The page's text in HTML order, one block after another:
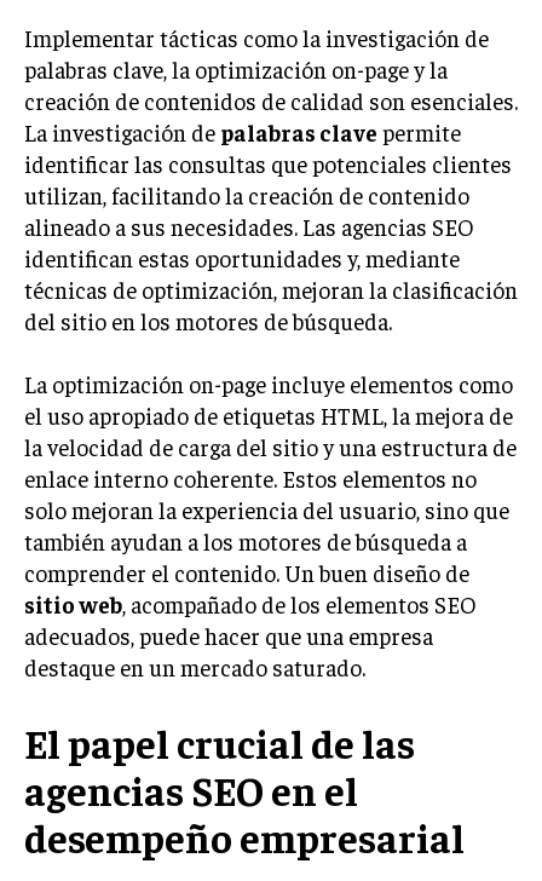
GESTIÓN DE MARCA
INVESTIGACIÓN DE MERCADO
ANÁLISIS DE COMPETENCIA
GESTIÓN DE CLIENTES
EMPRENDIMIENTO
INNOVACIÓN EMPRESARIAL
GESTIÓN DEL CAMBIO
HABILIDADES DIRECTIVAS
EMPRENDIMIENTO
PLANIFICACIÓN EMPRESARIAL
FINANZAS
FINANZAS Y CONTABILIDAD
GESTIÓN DE RECURSOS FINANCIEROS
INVERSIONES Y MERCADOS FINANCIEROS
ECONOMÍA EMPRESARIAL
INTERNACIONAL
NEGOCIOS INTERNACIONALES
Implementar tácticas como la investigación de
palabras clave, la optimización on-page y la
creación de contenidos de calidad son esenciales.
La investigación de palabras clave permite
identificar las consultas que potenciales clientes
utilizan, facilitando la creación de contenido
alineado a sus necesidades. Las agencias SEO
identifican estas oportunidades y, mediante
técnicas de optimización, mejoran la clasificación
del sitio en los motores de búsqueda.
La optimización on-page incluye elementos como
el uso apropiado de etiquetas HTML, la mejora de
la velocidad de carga del sitio y una estructura de
enlace interno coherente. Estos elementos no
solo mejoran la experiencia del usuario, sino que
también ayudan a los motores de búsqueda a
comprender el contenido. Un buen diseño de
sitio web , acompañado de los elementos SEO
adecuados, puede hacer que una empresa
destaque en un mercado saturado.
El papel crucial de las
agencias SEO en el
desempeño empresarial